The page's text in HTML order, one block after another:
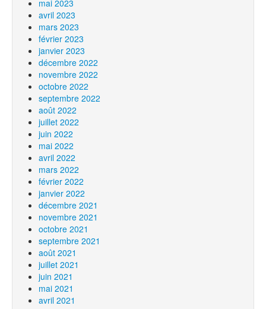
mai 2023
avril 2023
mars 2023
février 2023
janvier 2023
décembre 2022
novembre 2022
octobre 2022
septembre 2022
août 2022
juillet 2022
juin 2022
mai 2022
avril 2022
mars 2022
février 2022
janvier 2022
décembre 2021
novembre 2021
octobre 2021
septembre 2021
août 2021
juillet 2021
juin 2021
mai 2021
avril 2021